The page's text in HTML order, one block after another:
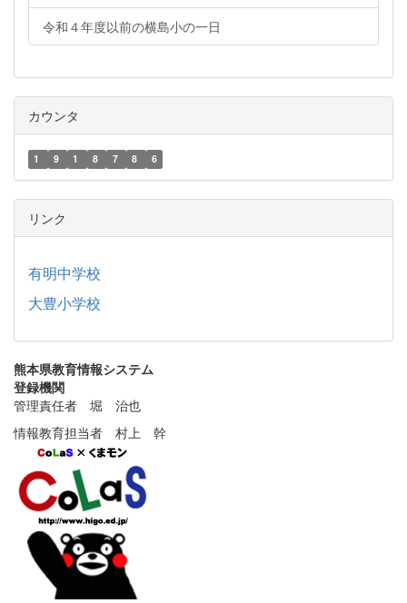
令和４年度以前の横島小の一日
カウンタ
1 9 1 8 7 8 6
リンク
有明中学校
大豊小学校
熊本県教育情報システム
登録機関
管理責任者 堀 治也
情報教育担当者 村上 幹